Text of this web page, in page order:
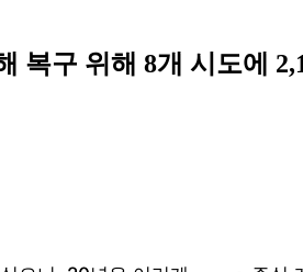
복구 위해 8개 시도에